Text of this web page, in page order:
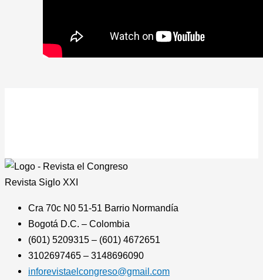
Revista Siglo XXI
Cra 70c N0 51-51 Barrio Normandía
Bogotá D.C. – Colombia
(601) 5209315 – (601) 4672651
3102697465 – 3148696090
inforevistaelcongreso@gmail.com